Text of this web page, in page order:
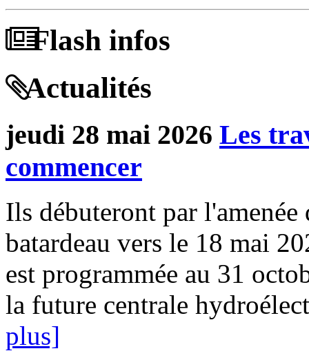
Flash infos
Actualités
jeudi 28 mai 2026 Les
commencer
Ils débuteront par
batardeau vers le 18 mai
est programmée au 31
la future centrale
plus]